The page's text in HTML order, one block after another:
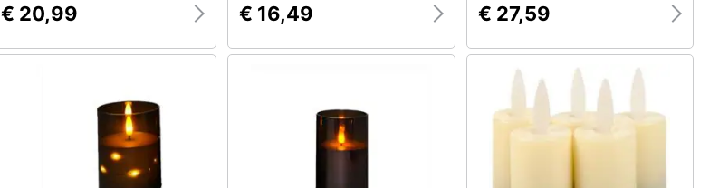
€ 20,99 € 16,49 € 27,59